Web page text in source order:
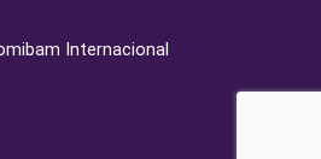
Internacional